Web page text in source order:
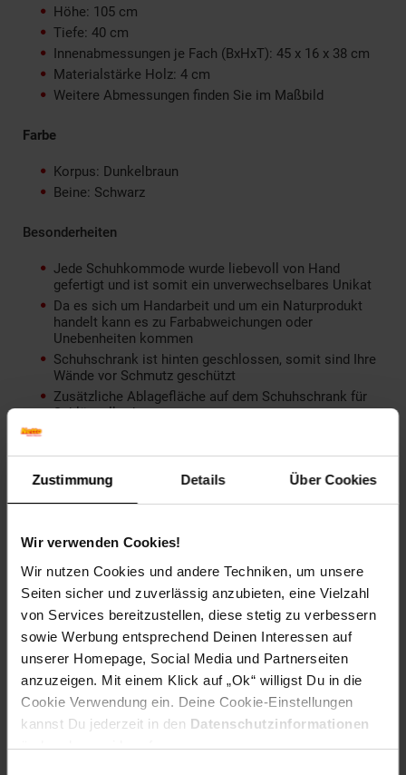
Zustimmung Details Über Cookies
Wir verwenden Cookies!
Wir nutzen Cookies und andere Techniken, um unsere
Seiten sicher und zuverlässig anzubieten, eine Vielzahl
von Services bereitzustellen, diese stetig zu verbessern
sowie Werbung entsprechend Deinen Interessen auf
unserer Homepage, Social Media und Partnerseiten
anzuzeigen. Mit einem Klick auf „Ok“ willigst Du in die
Cookie Verwendung ein. Deine Cookie-Einstellungen
kannst Du jederzeit in den Datenschutzinformationen
ändern bzw. widerrufen.
Höhe: 105 cm
Tiefe: 40 cm
Innenabmessungen je Fach (BxHxT): 45 x 16 x 38 cm
Materialstärke Holz: 4 cm
Weitere Abmessungen finden Sie im Maßbild
Farbe
Korpus: Dunkelbraun
Beine: Schwarz
Besonderheiten
Jede Schuhkommode wurde liebevoll von Hand
gefertigt und ist somit ein unverwechselbares Unikat
Da es sich um Handarbeit und um ein Naturprodukt
handelt kann es zu Farbabweichungen oder
Unebenheiten kommen
Schuhschrank ist hinten geschlossen, somit sind Ihre
Wände vor Schmutz geschützt
Zusätzliche Ablagefläche auf dem Schuhschrank für
Schlüsselkorb etc.
Anti-Rutsch-Noppen schützen Ihren Fußboden und das
Metall vor unschönen Kratzern
Material
Korpus: Sheesham Massivholz, mit Klarlack
beschichtet
Beine: pulverbeschichteter Edelstahl
Lieferumfang
Ein Schuhschrank ohne Dekoration
Montage